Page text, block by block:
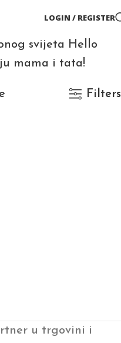
LOGIN / REGISTER
svijeta Hello
mama i tata!
Filters
u trgovini i